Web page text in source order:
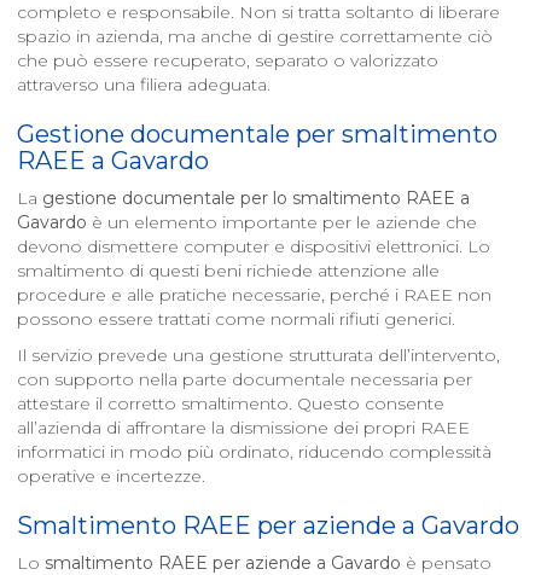
completo e responsabile. Non si tratta soltanto di liberare
spazio in azienda, ma anche di gestire correttamente ciò
che può essere recuperato, separato o valorizzato
attraverso una filiera adeguata.
Gestione documentale per smaltimento
RAEE a Gavardo
La gestione documentale per lo smaltimento RAEE a
Gavardo è un elemento importante per le aziende che
devono dismettere computer e dispositivi elettronici. Lo
smaltimento di questi beni richiede attenzione alle
procedure e alle pratiche necessarie, perché i RAEE non
possono essere trattati come normali rifiuti generici.
Il servizio prevede una gestione strutturata dell’intervento,
con supporto nella parte documentale necessaria per
attestare il corretto smaltimento. Questo consente
all’azienda di affrontare la dismissione dei propri RAEE
informatici in modo più ordinato, riducendo complessità
operative e incertezze.
Smaltimento RAEE per aziende a Gavardo
Lo smaltimento RAEE per aziende a Gavardo è pensato